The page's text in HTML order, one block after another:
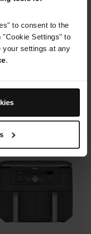
to consent to the
Settings" to
your settings at any
.
Espresso et Café
(dont Cold Brew)
Ajouter au panier